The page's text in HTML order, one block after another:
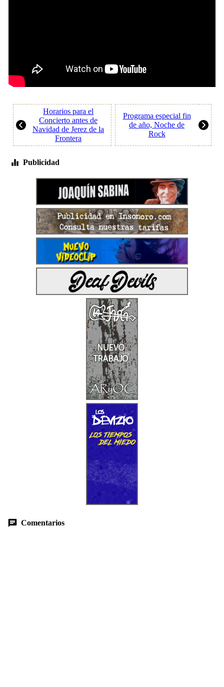
Horarios para el
Concierto antes de
Navidad de Jerez de la
Frontera
Programa especial fin
de año, Noche de
Rock
Publicidad
Comentarios